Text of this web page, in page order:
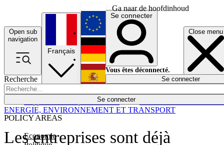
Ga naar de hoofdinhoud
Open sub
navigation
Close menu
Recherche
Se connecter
POLICY AREAS
Economie
Économie
Français
English
Deutsch
Español
Se connecter
Vous êtes déconnecté.
Se connecter
Les entreprises sont déjà
ENERGIE, ENVIRONNEMENT ET TRANSPORT